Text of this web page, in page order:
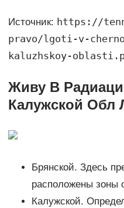
Источник: https://
pravo/lgoti-v-
kaluzhskoy-
Живу В
Калужской Обл
Брянской. Здесь
расположены зоны
Калужской.